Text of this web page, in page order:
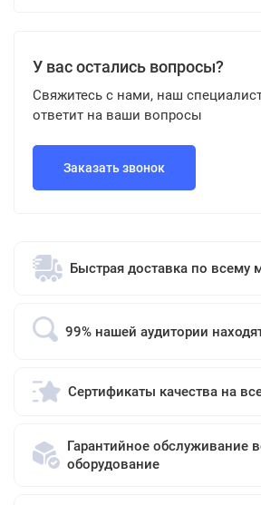
У вас остались вопросы?
Свяжитесь с нами, наш
ответит на ваши вопросы
Заказать звонок
Быстрая доставка по всему
99% нашей аудитории
Сертификаты качества на
Гарантийное обслуживание
оборудование